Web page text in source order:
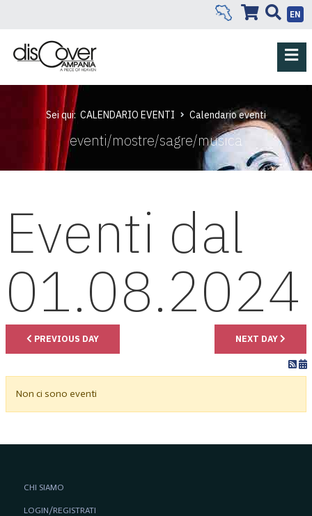
EN
Sei qui: CALENDARIO EVENTI Calendario eventi
eventi/mostre/sagre/musica
Eventi dal
01.08.2024
PREVIOUS DAY NEXT DAY
Non ci sono eventi
CHI SIAMO
LOGIN/REGISTRATI